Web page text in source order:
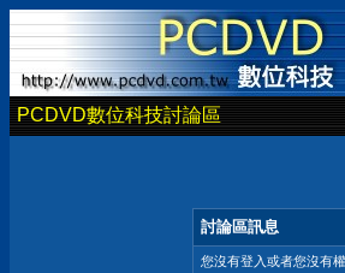
PCDVD數位科技討論區
討論區訊息
您沒有登入或者您沒有